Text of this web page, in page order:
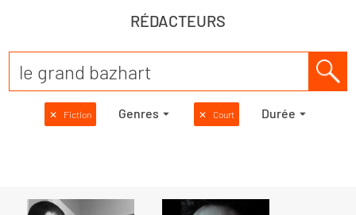
RÉDACTEURS
✕ Fiction Genres ✕ Court Durée